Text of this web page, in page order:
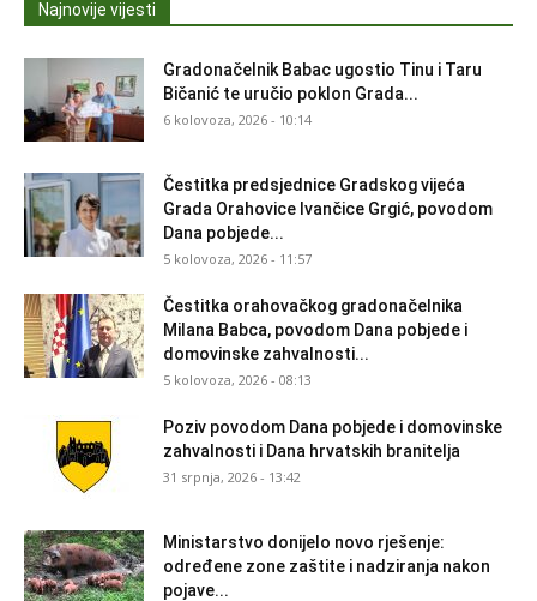
Najnovije vijesti
Gradonačelnik Babac ugostio Tinu i Taru
Bičanić te uručio poklon Grada...
6 kolovoza, 2026 - 10:14
Čestitka predsjednice Gradskog vijeća
Grada Orahovice Ivančice Grgić, povodom
Dana pobjede...
5 kolovoza, 2026 - 11:57
Čestitka orahovačkog gradonačelnika
Milana Babca, povodom Dana pobjede i
domovinske zahvalnosti...
5 kolovoza, 2026 - 08:13
Poziv povodom Dana pobjede i domovinske
zahvalnosti i Dana hrvatskih branitelja
31 srpnja, 2026 - 13:42
Ministarstvo donijelo novo rješenje:
određene zone zaštite i nadziranja nakon
pojave...